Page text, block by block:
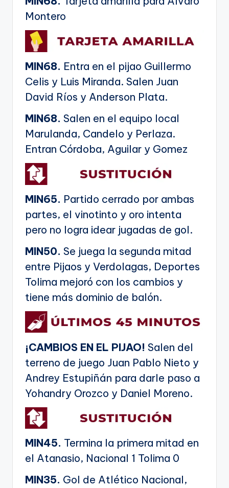
Montero
MIN68. Entra en el pijao Guillermo
Celis y Luis Miranda. Salen Juan
David Ríos y Anderson Plata.
MIN68. Salen en el equipo local
Marulanda, Candelo y Perlaza.
Entran Córdoba, Aguilar y Gomez
MIN65. Partido cerrado por ambas
partes, el vinotinto y oro intenta
pero no logra idear jugadas de gol.
MIN50. Se juega la segunda mitad
entre Pijaos y Verdolagas, Deportes
Tolima mejoró con los cambios y
tiene más dominio de balón.
¡CAMBIOS EN EL PIJAO! Salen del
terreno de juego Juan Pablo Nieto y
Andrey Estupiñán para darle paso a
Yohandry Orozco y Daniel Moreno.
MIN45. Termina la primera mitad en
el Atanasio, Nacional 1 Tolima 0
MIN35. Gol de Atlético Nacional,